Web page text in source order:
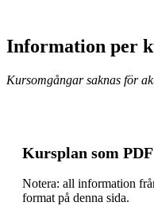
Information per
Kursomgångar saknas för
Kursplan som PDF
Notera: all information
format på denna sida.